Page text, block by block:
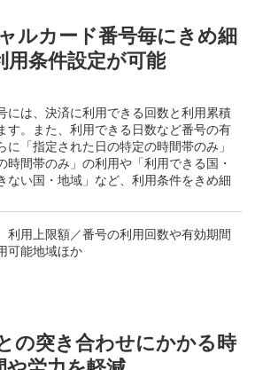
ルカード番号毎にきめ細
用条件設定が可能
には、決済に利用できる回数と利用累積
す。また、利用できる日数など番号の有
「指定された日の特定の時間帯のみ」
時間帯のみ」の利用や「利用できる国・
ない国・地域」など、利用条件をきめ細
利用上限額／番号の利用回数や有効期間
可能地域ほか
の突き合わせにかかる時